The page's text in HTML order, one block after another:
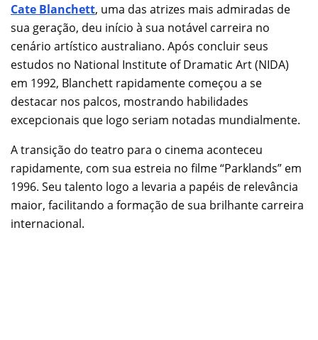
Cate Blanchett, uma das atrizes mais admiradas de
sua geração, deu início à sua notável carreira no
cenário artístico australiano. Após concluir seus
estudos no National Institute of Dramatic Art (NIDA)
em 1992, Blanchett rapidamente começou a se
destacar nos palcos, mostrando habilidades
excepcionais que logo seriam notadas mundialmente.
A transição do teatro para o cinema aconteceu
rapidamente, com sua estreia no filme “Parklands” em
1996. Seu talento logo a levaria a papéis de relevância
maior, facilitando a formação de sua brilhante carreira
internacional.